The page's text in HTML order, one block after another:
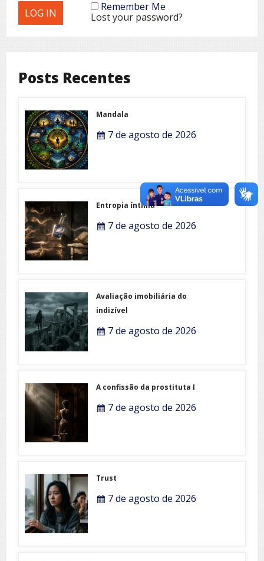
Remember Me
Lost your password?
Posts Recentes
Mandala
7 de agosto de 2026
Entropia íntima
7 de agosto de 2026
Avaliação imobiliária do
indizível
7 de agosto de 2026
A confissão da prostituta I
7 de agosto de 2026
Trust
7 de agosto de 2026